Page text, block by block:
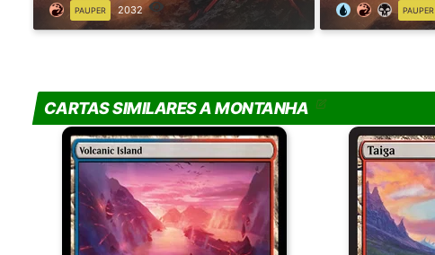
PAUPER 2032 PAUPER
CARTAS SIMILARES A MONTANHA